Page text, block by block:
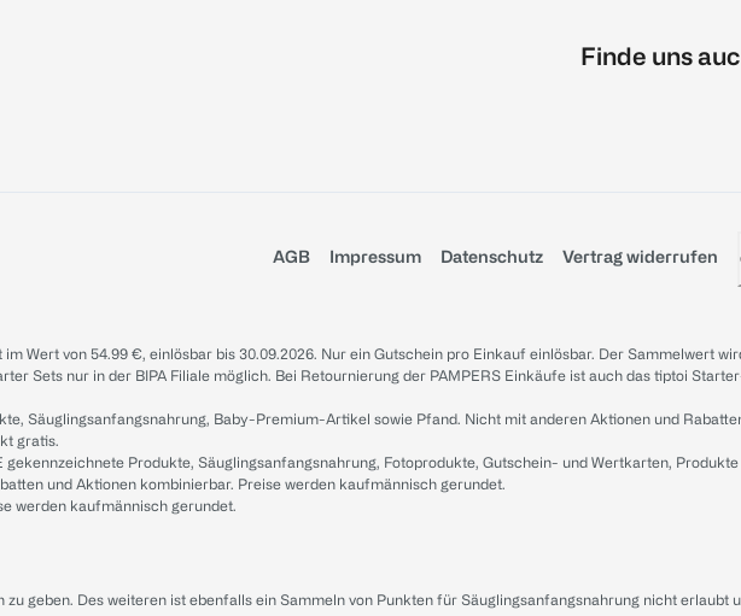
Finde uns
AGB Impressum Datenschutz Vertrag widerrufen
Wert von 54.99 €, einlösbar bis 30.09.2026. Nur ein Gutschein pro Einkauf einlösbar. Der Sammelwert
Sets nur in der BIPA Filiale möglich. Bei Retournierung der PAMPERS Einkäufe ist auch das tiptoi
Säuglingsanfangsnahrung, Baby-Premium-Artikel sowie Pfand. Nicht mit anderen Aktionen und
gratis.
Produkte, Säuglingsanfangsnahrung, Fotoprodukte, Gutschein- und Wertkarten,
und Aktionen kombinierbar. Preise werden kaufmännisch gerundet.
werden kaufmännisch gerundet.
geben. Des weiteren ist ebenfalls ein Sammeln von Punkten für Säuglingsanfangsnahrung nicht erlaubt